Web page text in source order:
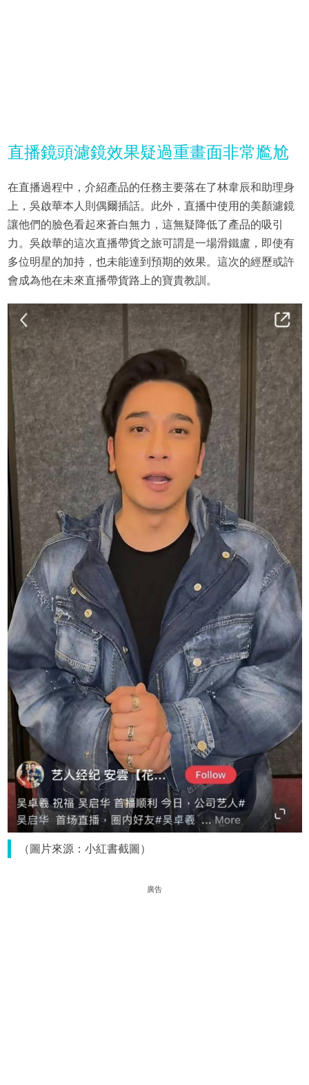
直播鏡頭濾鏡效果疑過重畫面非常尷尬
在直播過程中，介紹產品的任務主要落在了林韋辰和助理身
上，吳啟華本人則偶爾插話。此外，直播中使用的美顏濾鏡
讓他們的臉色看起來蒼白無力，這無疑降低了產品的吸引
力。吳啟華的這次直播帶貨之旅可謂是一場滑鐵盧，即使有
多位明星的加持，也未能達到預期的效果。這次的經歷或許
會成為他在未來直播帶貨路上的寶貴教訓。
（圖片來源：小紅書截圖）
廣告